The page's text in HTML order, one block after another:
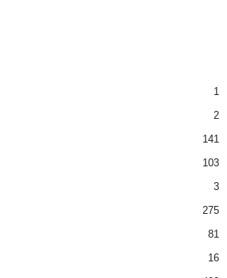
1
2
141
103
3
275
81
16